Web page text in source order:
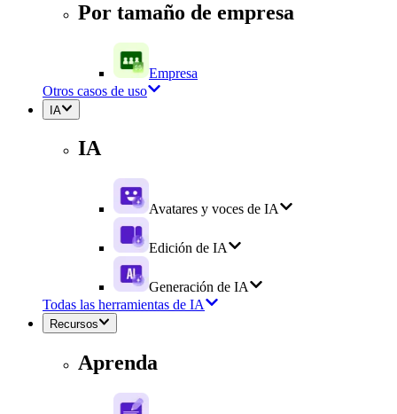
Por tamaño de empresa
Empresa
Otros casos de uso
IA
IA
Avatares y voces de IA
Edición de IA
Generación de IA
Todas las herramientas de IA
Recursos
Aprenda